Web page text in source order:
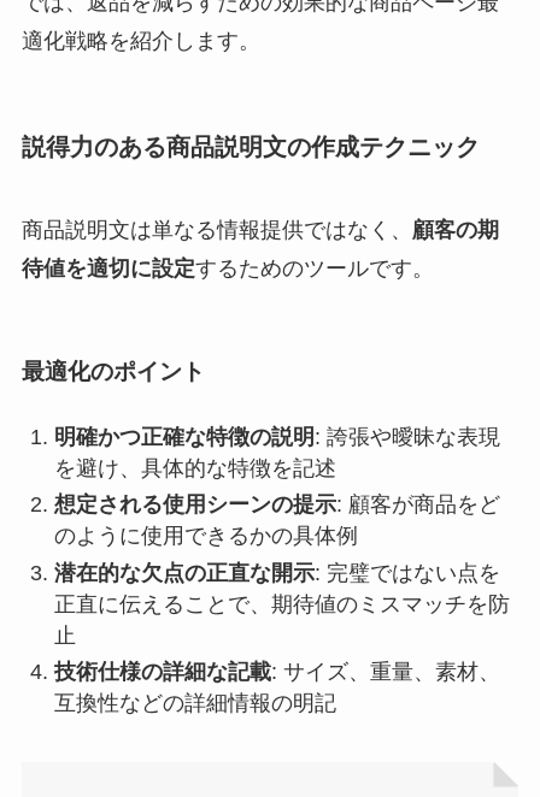
適化戦略を紹介します。
説得力のある商品説明文の作成テクニック
商品説明文は単なる情報提供ではなく、 顧客の期
待値を適切に設定するためのツールです。
最適化のポイント
明確かつ正確な特徴の説明 : 誇張や曖昧な表現
を避け、具体的な特徴を記述
想定される使用シーンの提示: 顧客が商品をど
のように使用できるかの具体例
潜在的な欠点の正直な開示: 完璧ではない点を
正直に伝えることで、期待値のミスマッチを防
止
技術仕様の詳細な記載: サイズ、重量、素材、
互換性などの詳細情報の明記